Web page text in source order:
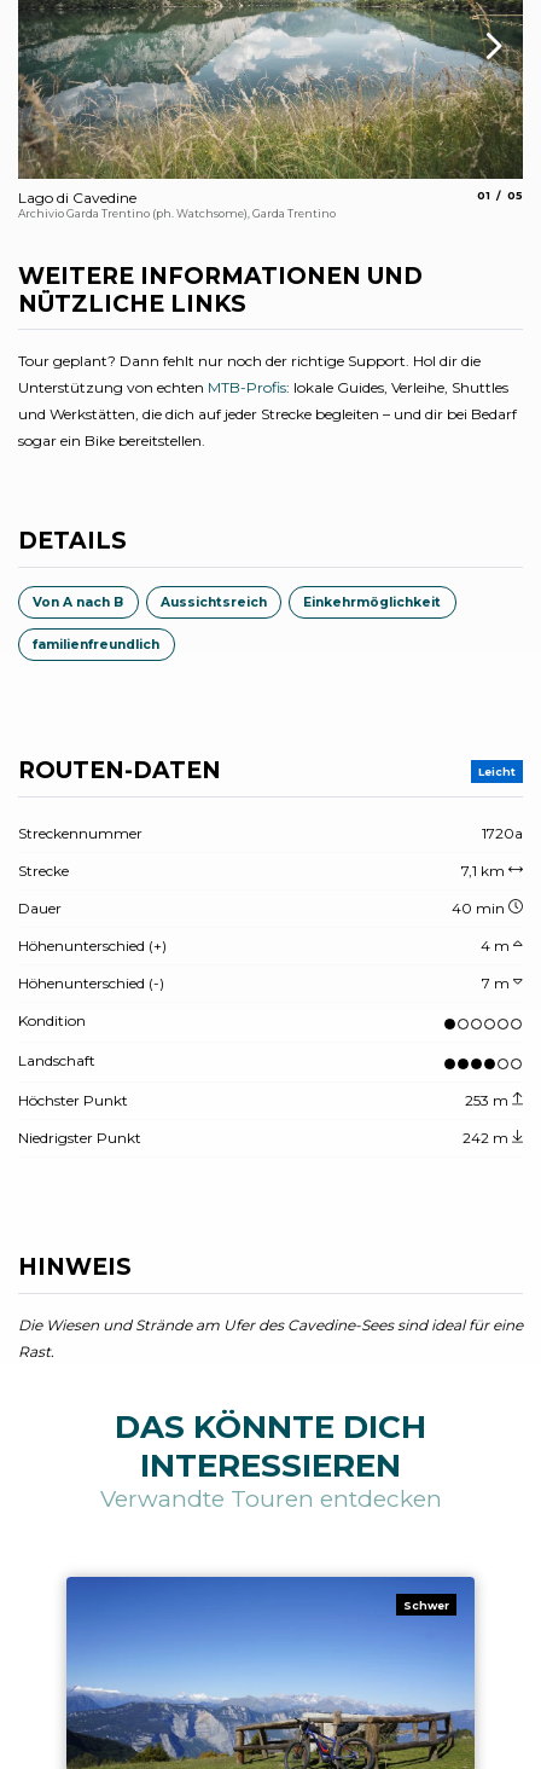
Lago di Cavedine
Archivio Garda Trentino (ph. Watchsome), Garda Trentino
01 05
WEITERE INFORMATIONEN UND
NÜTZLICHE LINKS
Tour geplant? Dann fehlt nur noch der richtige Support. Hol dir die
Unterstützung von echten MTB-Profis: lokale Guides, Verleihe, Shuttles
und Werkstätten, die dich auf jeder Strecke begleiten – und dir bei Bedarf
sogar ein Bike bereitstellen.
DETAILS
Von A nach B Aussichtsreich Einkehrmöglichkeit
familienfreundlich
ROUTEN-DATEN Leicht
Streckennummer 1720a
Strecke 7,1 km
Dauer 40 min
Höhenunterschied (+) 4 m
Höhenunterschied (-) 7 m
Kondition
Landschaft
Höchster Punkt 253 m
Niedrigster Punkt 242 m
HINWEIS
Die Wiesen und Strände am Ufer des Cavedine-Sees sind ideal für eine
Rast.
DAS KÖNNTE DICH
INTERESSIEREN
Verwandte Touren entdecken
Schwer